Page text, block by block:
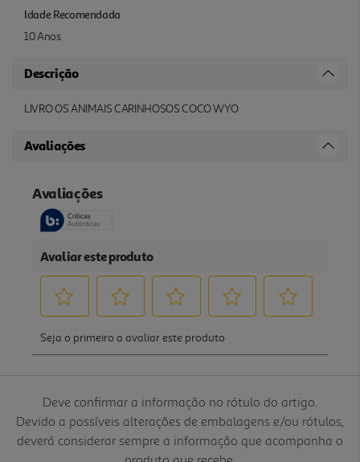
Idade Recomendada
10 Anos
Descrição
LIVRO OS ANIMAIS CARINHOSOS COCO WYO
Avaliações
Deve confirmar a informação no rótulo do artigo.
Devido a possíveis alterações de embalagens e/ou rótulos,
deverá considerar sempre a informação que acompanha o